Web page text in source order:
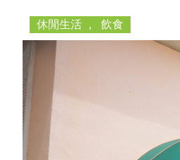
休閒生活 , 飲食